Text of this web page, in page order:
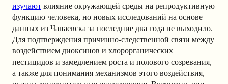
изучают влияние окружающей среды на репродуктивную
функцию человека, но новых исследований на основе
данных из Чапаевска за последние два года не выходило.
Для подтверждения причинно-следственной связи между
воздействием диоксинов и хлорорганических
пестицидов и замедлением роста и полового созревания,
а также для понимания механизмов этого воздействия,